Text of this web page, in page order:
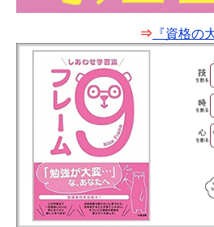
⇒ 『資格の